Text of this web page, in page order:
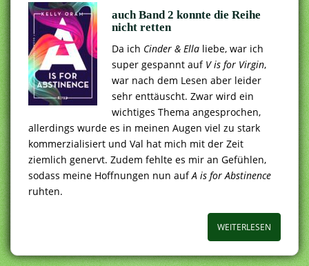
auch Band 2 konnte die Reihe
nicht retten
Da ich Cinder & Ella liebe, war ich
super gespannt auf V is for Virgin,
war nach dem Lesen aber leider
sehr enttäuscht. Zwar wird ein
wichtiges Thema angesprochen,
allerdings wurde es in meinen Augen viel zu stark
kommerzialisiert und Val hat mich mit der Zeit
ziemlich genervt. Zudem fehlte es mir an Gefühlen,
sodass meine Hoffnungen nun aufA is for Abstinence
ruhten.
WEITERLESEN